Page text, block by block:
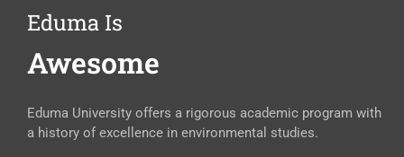
Eduma Is
Awesome
Eduma University offers a rigorous academic program with
a history of excellence in environmental studies.